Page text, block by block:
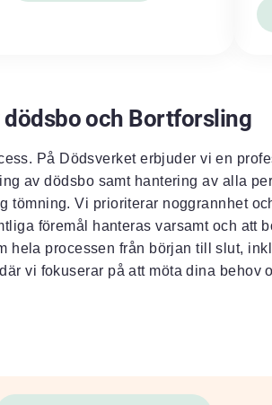
dödsbo och Bortforsling
På Dödsverket erbjuder vi en
av dödsbo samt hantering av alla
Vi prioriterar noggrannhet
föremål hanteras varsamt och att
hela processen från början till slut,
vi fokuserar på att möta dina behov